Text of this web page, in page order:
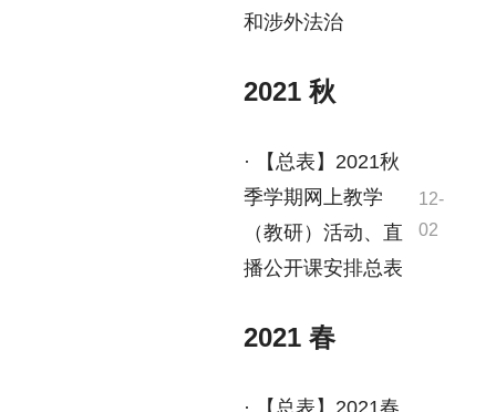
和涉外法治
2021 秋
· 【总表】2021秋
季学期网上教学
（教研）活动、直
播公开课安排总表
12-
02
2021 春